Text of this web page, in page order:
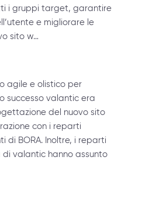
i gruppi target, garantire
e migliorare le
sito w…
agile e olistico per
successo valantic era
del nuovo sito
con i reparti
di BORA. Inoltre, i reparti
valantic hanno assunto